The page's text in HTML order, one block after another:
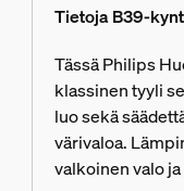
Tietoja B39-
Tässä Philips
klassinen tyyli
luo sekä
värivaloa.
valkoinen valo